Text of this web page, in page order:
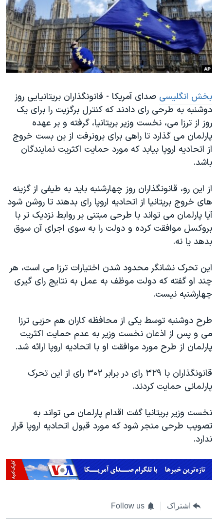
فرهنگ و زندگی
حقوق شهروندی
اقتصادی
علم و فناوری
گالری عکس
آرشیو پخش زنده
مستندها
انتخابات ریاست جمهوری آمریکا ۲۰۲۴
حمله جمهوری اسلامی به اسرائیل
رمز مهسا
اعتراضات زن، زندگی، آزادی
مجموعه مستندهای دادخواهی
تریبونال مردمی آبان ۹۸
دادگاه حمید نوری
چهل سال گروگان‌گیری
قانون شفافیت دارائی کادر رهبری ایران
اعتراضات مردمی آبان ۹۸
اسرائیل در جنگ
نرگس محمدی برنده جایزه نوبل صلح
صفحه‌های ویژه
سفر پرزیدنت ترامپ به چین
دنبال کنید
زبانهای مختلف
بخش انگلیسی صدای آمریکا - قانونگذاران بریتانیایی روز
دوشنبه به طرحی رای دادند که کنترل برگزیت را برای یک
روز از ترزا می، نخست وزیر بریتانیا، گرفته و بر عهده
پارلمان می گذارد تا راهی برای برونرفت از بن بست خروج
از اتحادیه اروپا بیابد که مورد حمایت اکثریت نمایندگان
باشد.
از این رو، قانونگذاران روز چهارشنبه باید به طیفی از گزینه
های خروج بریتانیا از اتحادیه اروپا رای بدهند تا روشن شود
آیا پارلمان می تواند با طرحی مبتنی بر روابط نزدیک تر با
بروکسل موافقت کرده و دولت را به سوی اجرای آن سوق
بدهد یا نه.
این تحرک نشانگر محدود شدن اختیارات ترزا می است، هر
چند او گفته که دولت موظف به عمل به نتایج رای گیری
چهارشنبه نیست.
طرح دوشنبه توسط یکی از محافظه کاران هم حزبی ترزا
می و پس از اذعان نخست وزیر به عدم حمایت اکثریت
پارلمان از طرح مورد موافقت او با اتحادیه اروپا ارائه شد.
قانونگذاران با ۳۲۹ رای در برابر ۳۰۲ رای از این تحرک
پارلمانی حمایت کردند.
نخست وزیر بریتانیا گفت اقدام پارلمان می تواند به
تصویب طرحی منجر شود که مورد قبول اتحادیه اروپا قرار
ندارد.
اشتراک Follow us